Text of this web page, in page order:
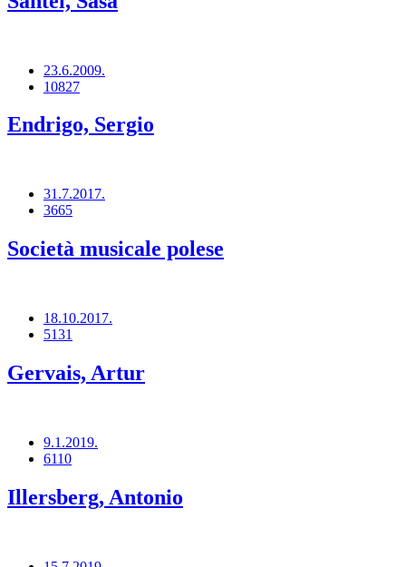
23.6.2009.
10827
Endrigo, Sergio
31.7.2017.
3665
Società musicale polese
18.10.2017.
5131
Gervais, Artur
9.1.2019.
6110
Illersberg, Antonio